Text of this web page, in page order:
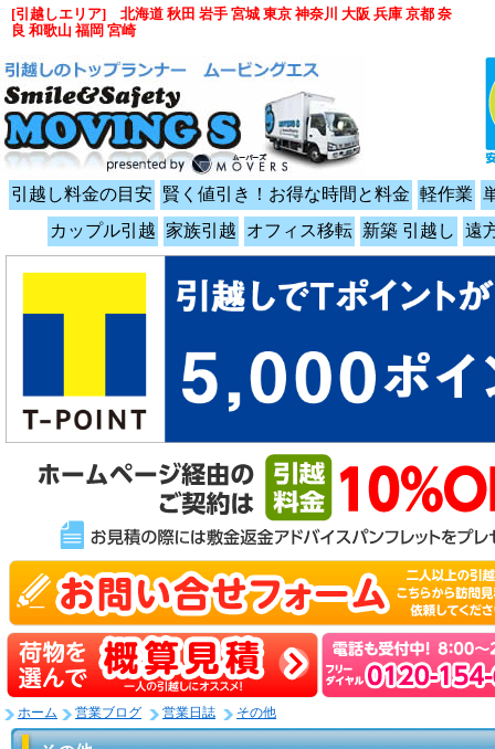
引越し料金の目安 賢く値引き！お得な時間と料金 軽作業
カップル引越 家族引越 オフィス移転 新築 引越し 遠
ホーム 営業ブログ 営業日誌 その他
[引越しエリア] 北海道 秋田 岩手 宮城 東京 神奈川 大阪 兵庫 京都 奈
良 和歌山 福岡 宮崎